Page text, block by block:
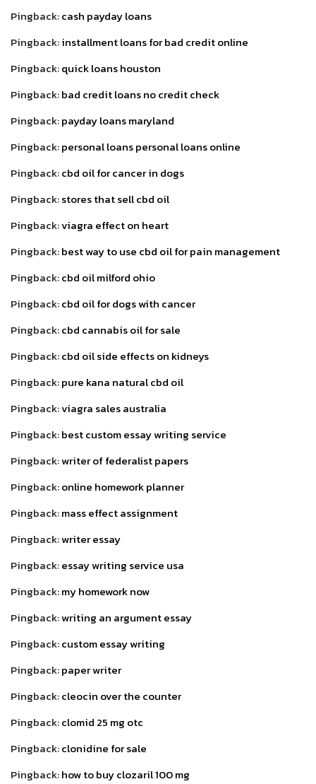
Pingback:cash payday loans
Pingback:installment loans for bad credit online
Pingback:quick loans houston
Pingback:bad credit loans no credit check
Pingback:payday loans maryland
Pingback:personal loans personal loans online
Pingback:cbd oil for cancer in dogs
Pingback:stores that sell cbd oil
Pingback:viagra effect on heart
Pingback:best way to use cbd oil for pain management
Pingback:cbd oil milford ohio
Pingback:cbd oil for dogs with cancer
Pingback:cbd cannabis oil for sale
Pingback:cbd oil side effects on kidneys
Pingback:pure kana natural cbd oil
Pingback:viagra sales australia
Pingback:best custom essay writing service
Pingback:writer of federalist papers
Pingback:online homework planner
Pingback:mass effect assignment
Pingback:writer essay
Pingback:essay writing service usa
Pingback:my homework now
Pingback:writing an argument essay
Pingback:custom essay writing
Pingback:paper writer
Pingback:cleocin over the counter
Pingback:clomid 25 mg otc
Pingback:clonidine for sale
Pingback:how to buy clozaril 100 mg